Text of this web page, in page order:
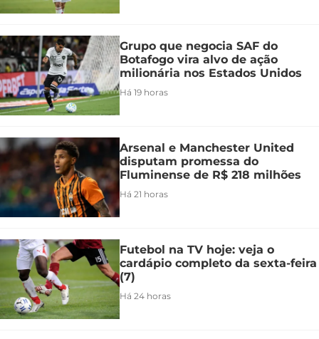
Grupo que negocia SAF do
Botafogo vira alvo de ação
milionária nos Estados Unidos
Há 19 horas
Arsenal e Manchester United
disputam promessa do
Fluminense de R$ 218 milhões
Há 21 horas
Futebol na TV hoje: veja o
cardápio completo da sexta-feira
(7)
Há 24 horas